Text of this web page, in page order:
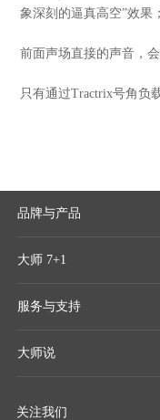
象深刻的逼真高空”效果；
前面声场直接的声音，
只有通过Tractrix号角负
品牌与产品
大师 7+1
服务与支持
大师说
关注我们